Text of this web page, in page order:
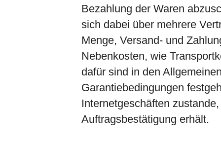
Bezahlung der Waren
sich dabei über mehrere
Menge, Versand- und
Nebenkosten, wie
dafür sind in den
Garantiebedingungen
Internetgeschäften
Auftragsbestätigung erhält.